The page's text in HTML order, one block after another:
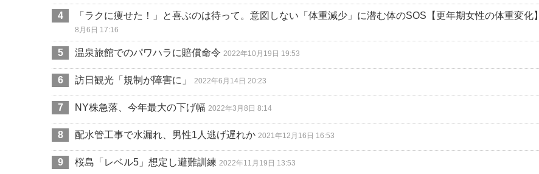
「ラクに痩せた！」と喜ぶのは待って。意図しない「体重減少」に潜む体のSOS【更年期女性の体重変化】
8月6日 17:16
温泉旅館でのパワハラに賠償命令 2022年10月19日 19:53
訪日観光「規制が障害に」 2022年6月14日 20:23
NY株急落、今年最大の下げ幅 2022年3月8日 8:14
配水管工事で水漏れ、男性1人逃げ遅れか 2021年12月16日 16:53
桜島「レベル5」想定し避難訓練 2022年11月19日 13:53